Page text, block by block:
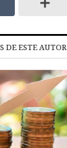
DE ESTE AUTOR